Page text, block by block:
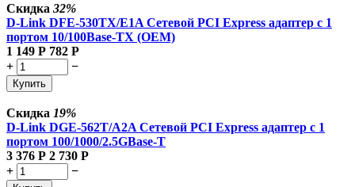
Скидка 32%
D-Link DFE-530TX/E1A Сетевой PCI Express адаптер с 1
портом 10/100Base-TX (OEM)
1 149 Р 782 Р
+
−
Купить
Скидка 19%
D-Link DGE-562T/A2A Сетевой PCI Express адаптер с 1
портом 100/1000/2.5GBase-T
3 376 Р 2 730 Р
+
−